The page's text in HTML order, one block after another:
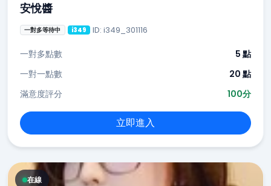
安悅醬
一對多等待中 i349 ID: i349_301116
一對多點數
5 點
一對一點數
20 點
滿意度評分
100分
立即進入
在線